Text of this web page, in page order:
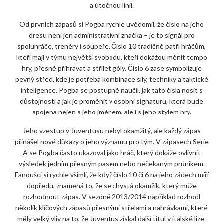
a útočnou linií.
Od prvních zápasů si Pogba rychle uvědomil, že číslo na jeho
dresu není jen administrativní značka – je to signál pro
spoluhráče, trenéry i soupeře. Číslo 10 tradičně patří hráčům,
kteří mají v týmu největší svobodu, kteří dokážou měnit tempo
hry, přesně přihrávat a střílet góly. Číslo 6 zase symbolizuje
pevný střed, kde je potřeba kombinace síly, techniky a taktické
inteligence. Pogba se postupně naučil, jak tato čísla nosit s
důstojností a jak je proměnit v osobní signaturu, která bude
spojena nejen s jeho jménem, ale i s jeho stylem hry.
Jeho vzestup v Juventusu nebyl okamžitý, ale každý zápas
přinášel nové důkazy o jeho významu pro tým. V zápasech Serie
A se Pogba často ukazoval jako hráč, který dokáže ovlivnit
výsledek jedním přesným pasem nebo nečekaným průnikem.
Fanoušci si rychle všimli, že když číslo 10 či 6 na jeho zádech míří
dopředu, znamená to, že se chystá okamžik, který může
rozhodnout zápas. V sezóně 2013/2014 například rozhodl
několik klíčových zápasů přesnými střelami a nahrávkami, které
měly velký vliv na to, že Juventus získal další titul v italské lize.